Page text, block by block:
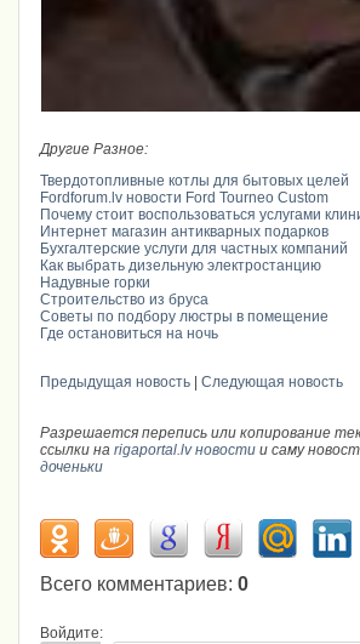
Другие Разное:
Твердотопливные котлы для бытовых целей
Fordforum.lv новости Ford Tourneo Custom
Почему стоит воспользоваться услугами
Интернет магазин антикварных подарков
Бухгалтерские услуги для частных компаний
Как выбрать дизельную электростанцию
Надувные горки
Строительство из бруса
Советы по подбору люстры в помещение
Где остановиться на ночь
Предыдущая новость Следующая новость
Разрешается перепись или копирование
ссылки на rigaportal.lv новости и саму
доченьки
Всего комментариев: 0
Войдите: